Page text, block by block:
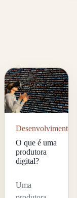
Desenvolvimento
O que é uma
produtora
digital?
Uma